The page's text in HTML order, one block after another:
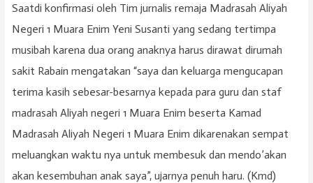
Saatdi konfirmasi oleh Tim jurnalis remaja Madrasah Aliyah
Negeri 1 Muara Enim Yeni Susanti yang sedang tertimpa
musibah karena dua orang anaknya harus dirawat dirumah
sakit Rabain mengatakan “saya dan keluarga mengucapan
terima kasih sebesar-besarnya kepada para guru dan staf
madrasah Aliyah negeri 1 Muara Enim beserta Kamad
Madrasah Aliyah Negeri 1 Muara Enim dikarenakan sempat
meluangkan waktu nya untuk membesuk dan mendo’akan
akan kesembuhan anak saya”, ujarnya penuh haru. (Kmd)